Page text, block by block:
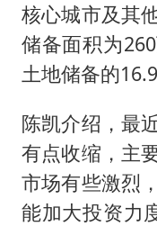
核心城市及其
储备面积为
土地储备的
陈凯介绍，最
有点收缩，主
市场有些激烈
能加大投资力